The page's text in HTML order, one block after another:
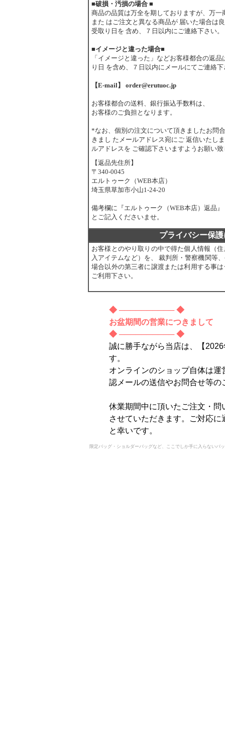
■破損・汚損の場合 ■
商品の品質は万全を期しておりますが、万
また はご注文と異なる商品が 届いた場合は
受取り日を 含め、７日以内にご連絡下さい。
■イメージと違った場合■
「イメージと違った」などお客様都合の返
り日 を含め、７日以内にメールにてご連絡
【E-mail】 order@erutuoc.jp
お客様都合の送料、銀行振込手数料は、
お客様のご負担となります。
*なお、個別の注文について頂きましたお問
きまし たメールアドレス宛にご 返信いたし
ルアドレスを ご確認下さいますようお願い
【返品先住所】
〒340-0045
エルトゥーク（WEB本店）
埼玉県草加市小山1-24-20
備考欄に『エルトゥーク（WEB本店）返品』
とご記入くださいませ。
プライバシー保
お客様とのやり取りの中で得た個人情報（
入アイテムなど）を、 裁判所・警察機関等
場合以外の第三者に譲渡または利用する事
ご利用下さい。
◆ ────────── ◆
お盆期間の営業につきまして
◆ ────────── ◆
誠に勝手ながら当店は、【
す。
オンラインのショップ自体は
認メールの送信やお問合せ等
休業期間中に頂いたご注文・
させていただきます。ご対応
と幸いです。
限定バッグ・ショルダーバッグなど、ここでしか手に入らないバ